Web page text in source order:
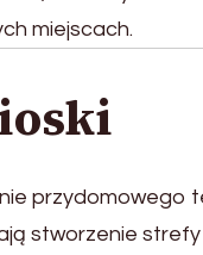
miejscach.
przydomowego
stworzenie